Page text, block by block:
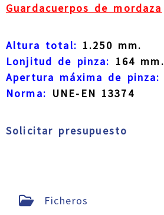
Guardacuerpos de mordaza
Altura total: 1.250 mm.
Lonjitud de pinza: 164 mm.
Apertura máxima de pinza:
Norma: UNE-EN 13374
Solicitar presupuesto
Ficheros